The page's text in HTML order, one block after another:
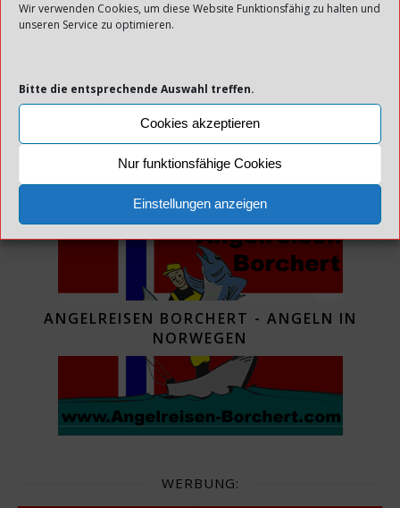
Wir verwenden Cookies, um diese Website Funktionsfähig zu halten und
unseren Service zu optimieren.
Bitte die entsprechende Auswahl treffen.
Cookies akzeptieren
Nur funktionsfähige Cookies
Einstellungen anzeigen
via E-Mail zu erhalten.
WERBUNG:
ANGELREISEN BORCHERT - ANGELN IN
NORWEGEN
WERBUNG: